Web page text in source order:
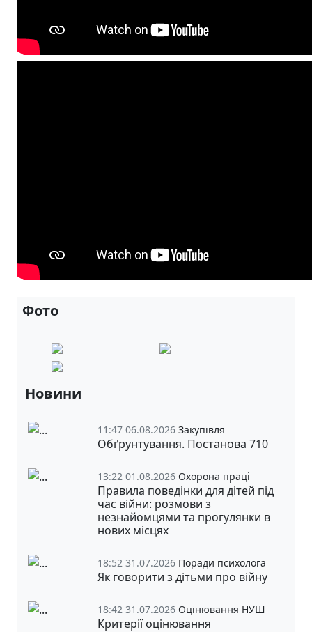
Фото
Новини
11:47 06.08.2026 Закупівля
Обґрунтування. Постанова 710
13:22 01.08.2026 Охорона праці
Правила поведінки для дітей під
час війни: розмови з
незнайомцями та прогулянки в
нових місцях
18:52 31.07.2026 Поради психолога
Як говорити з дітьми про війну
18:42 31.07.2026 Оцінювання НУШ
Критерії оцінювання